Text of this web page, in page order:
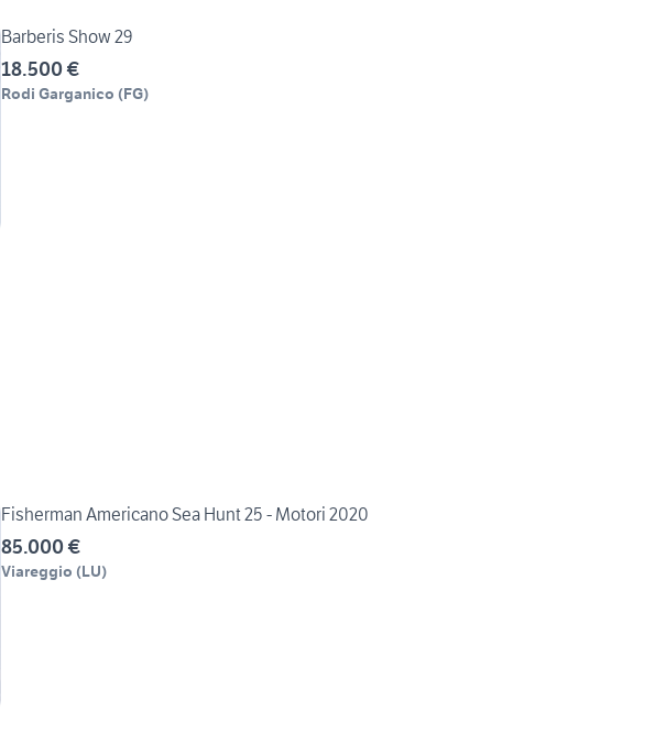
Barberis Show 29
18.500 €
Rodi Garganico (FG)
Fisherman Americano Sea Hunt 25 - Motori 2020
85.000 €
Viareggio (LU)